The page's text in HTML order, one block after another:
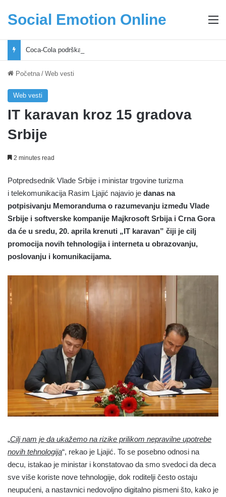
Social Emotion Online
Početna / Web vesti
Web vesti
IT karavan kroz 15 gradova
Srbije
2 minutes read
Potpredsednik Vlade Srbije i ministar trgovine turizma
i telekomunikacija Rasim Ljajić najavio je danas na
potpisivanju Memoranduma o razumevanju između Vlade
Srbije i softverske kompanije Majkrosoft Srbija i Crna Gora
da će u sredu, 20. aprila krenuti „IT karavan” čiji je cilj
promocija novih tehnologija i interneta u obrazovanju,
poslovanju i komunikacijama.
„Cilj nam je da ukažemo na rizike prilikom nepravilne upotrebe
novih tehnologija“, rekao je Ljajić. To se posebno odnosi na
decu, istakao je ministar i konstatovao da smo svedoci da deca
sve više koriste nove tehnologije, dok roditelji često ostaju
neupućeni, a nastavnici nedovoljno digitalno pismeni što, kako je